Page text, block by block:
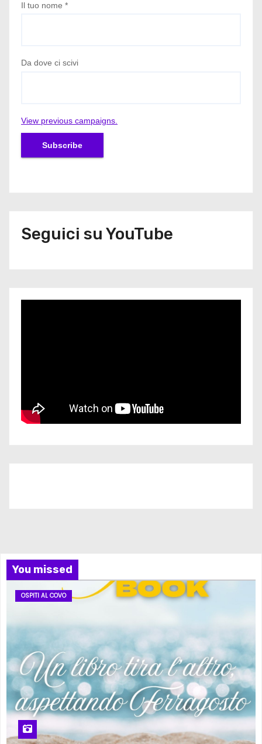
Il tuo nome *
Da dove ci scivi
View previous campaigns.
Seguici su YouTube
You missed
OSPITI AL COVO